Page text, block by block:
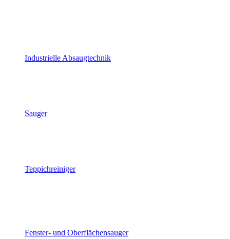
Industrielle Absaugtechnik
Sauger
Teppichreiniger
Fenster- und Oberflächensauger